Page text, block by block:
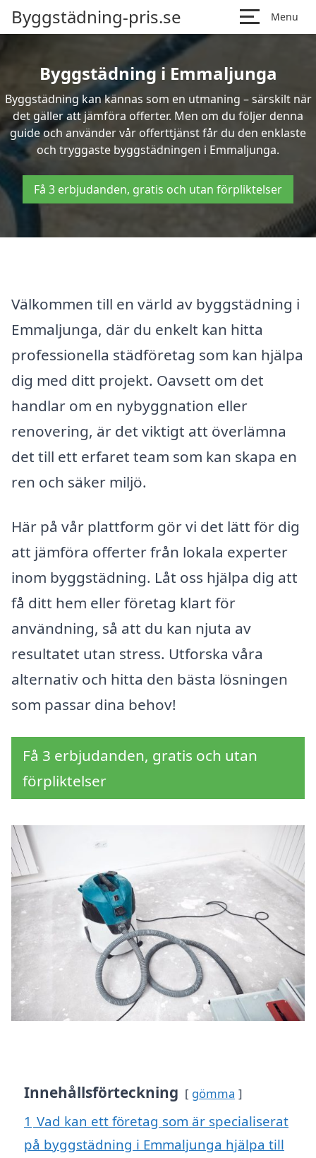
Byggstädning-pris.se Menu
Byggstädning i Emmaljunga
Byggstädning kan kännas som en utmaning – särskilt när
det gäller att jämföra offerter. Men om du följer denna
guide och använder vår offerttjänst får du den enklaste
och tryggaste byggstädningen i Emmaljunga.
Få 3 erbjudanden, gratis och utan förpliktelser
Välkommen till en värld av byggstädning i
Emmaljunga, där du enkelt kan hitta
professionella städföretag som kan hjälpa
dig med ditt projekt. Oavsett om det
handlar om en nybyggnation eller
renovering, är det viktigt att överlämna
det till ett erfaret team som kan skapa en
ren och säker miljö.
Här på vår plattform gör vi det lätt för dig
att jämföra offerter från lokala experter
inom byggstädning. Låt oss hjälpa dig att
få ditt hem eller företag klart för
användning, så att du kan njuta av
resultatet utan stress. Utforska våra
alternativ och hitta den bästa lösningen
som passar dina behov!
Få 3 erbjudanden, gratis och utan
förpliktelser
Innehållsförteckning gömma
1 Vad kan ett företag som är specialiserat
på byggstädning i Emmaljunga hjälpa till